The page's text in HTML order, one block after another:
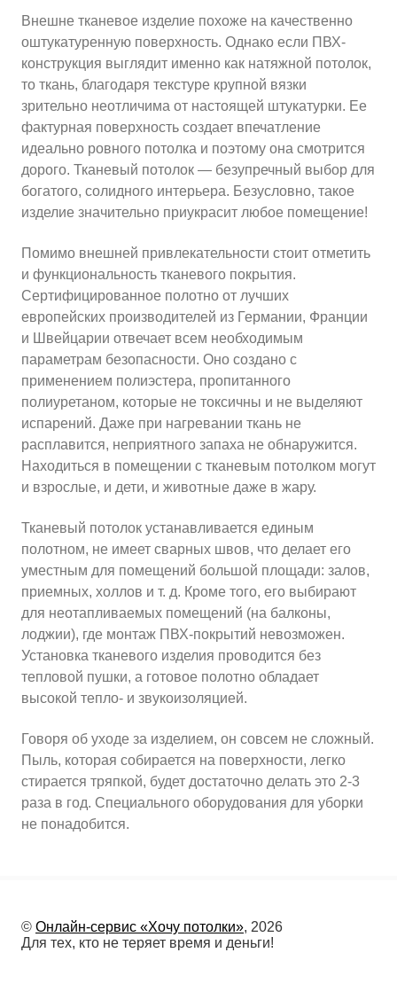
Внешне тканевое изделие похоже на качественно
оштукатуренную поверхность. Однако если ПВХ-
конструкция выглядит именно как натяжной потолок,
то ткань, благодаря текстуре крупной вязки
зрительно неотличима от настоящей штукатурки. Ее
фактурная поверхность создает впечатление
идеально ровного потолка и поэтому она смотрится
дорого. Тканевый потолок — безупречный выбор для
богатого, солидного интерьера. Безусловно, такое
изделие значительно приукрасит любое помещение!
Помимо внешней привлекательности стоит отметить
и функциональность тканевого покрытия.
Сертифицированное полотно от лучших
европейских производителей из Германии, Франции
и Швейцарии отвечает всем необходимым
параметрам безопасности. Оно создано с
применением полиэстера, пропитанного
полиуретаном, которые не токсичны и не выделяют
испарений. Даже при нагревании ткань не
расплавится, неприятного запаха не обнаружится.
Находиться в помещении с тканевым потолком могут
и взрослые, и дети, и животные даже в жару.
Тканевый потолок устанавливается единым
полотном, не имеет сварных швов, что делает его
уместным для помещений большой площади: залов,
приемных, холлов и т. д. Кроме того, его выбирают
для неотапливаемых помещений (на балконы,
лоджии), где монтаж ПВХ-покрытий невозможен.
Установка тканевого изделия проводится без
тепловой пушки, а готовое полотно обладает
высокой тепло- и звукоизоляцией.
Говоря об уходе за изделием, он совсем не сложный.
Пыль, которая собирается на поверхности, легко
стирается тряпкой, будет достаточно делать это 2-3
раза в год. Специального оборудования для уборки
не понадобится.
© Онлайн-сервис «Хочу потолки», 2026
Для тех, кто не теряет время и деньги!